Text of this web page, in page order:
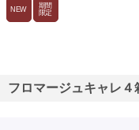
NEW
期間
限定
フロマージュキャレ